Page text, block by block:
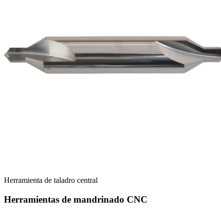
Herramienta de taladro central
Herramientas de mandrinado CNC